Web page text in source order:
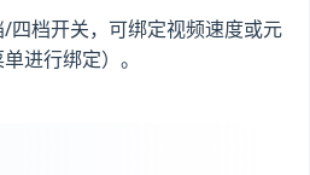
四档开关，可绑定视频速度或元
进行绑定）。